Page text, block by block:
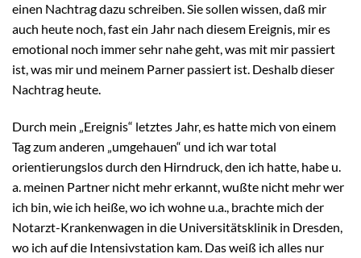
einen Nachtrag dazu schreiben. Sie sollen wissen, daß mir
auch heute noch, fast ein Jahr nach diesem Ereignis, mir es
emotional noch immer sehr nahe geht, was mit mir passiert
ist, was mir und meinem Parner passiert ist. Deshalb dieser
Nachtrag heute.
Durch mein „Ereignis“ letztes Jahr, es hatte mich von einem
Tag zum anderen „umgehauen“ und ich war total
orientierungslos durch den Hirndruck, den ich hatte, habe u.
a. meinen Partner nicht mehr erkannt, wußte nicht mehr wer
ich bin, wie ich heiße, wo ich wohne u.a., brachte mich der
Notarzt-Krankenwagen in die Universitätsklinik in Dresden,
wo ich auf die Intensivstation kam. Das weiß ich alles nur